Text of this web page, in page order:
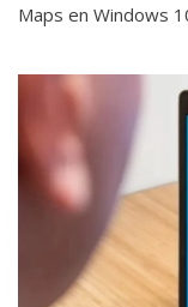
Maps en Windows